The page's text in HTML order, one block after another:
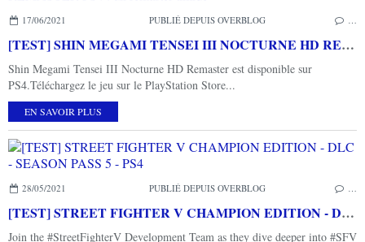
17/06/2021 PUBLIÉ DEPUIS OVERBLOG
[TEST] SHIN MEGAMI TENSEI III NOCTURNE HD REMASTER PS4 : un remaster timide
Shin Megami Tensei III Nocturne HD Remaster est disponible sur
PS4.Téléchargez le jeu sur le PlayStation Store...
EN SAVOIR PLUS
28/05/2021 PUBLIÉ DEPUIS OVERBLOG
[TEST] STREET FIGHTER V CHAMPION EDITION - DLC - SEASON PASS 5 - PS4
Join the #StreetFighterV Development Team as they dive deeper into #SFV